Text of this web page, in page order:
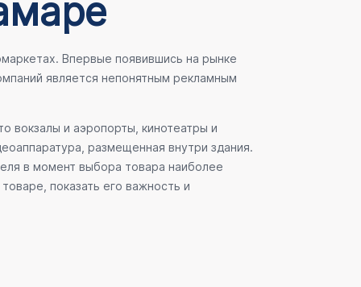
Впервые появившись на рынке
является непонятным рекламным
вокзалы и аэропорты, кинотеатры и
размещенная внутри здания.
в момент выбора товара наиболее
показать его важность и